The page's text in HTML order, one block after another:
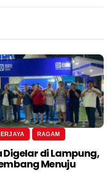
RAGAM
Digelar di Lampung,
Menuju